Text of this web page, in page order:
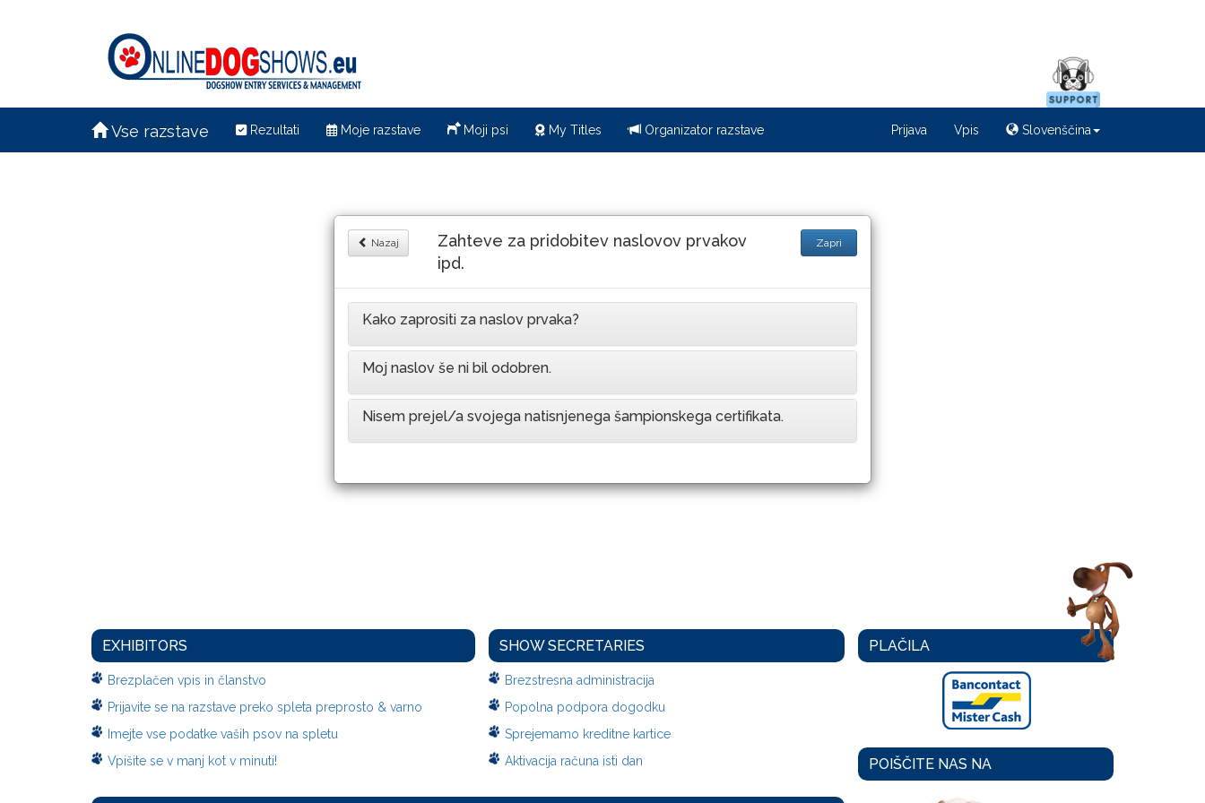
Vse razstave Rezultati Moje razstave Moji psi My Titles Organizator razstave Prijava Vpis Slovenščina
Nazaj
Zahteve za pridobitev naslovov prvakov
ipd.
Zapri
Kako zaprositi za naslov prvaka?
Moj naslov še ni bil odobren.
Nisem prejel/a svojega natisnjenega šampionskega certifikata.
EXHIBITORS
Brezplačen vpis in članstvo
Prijavite se na razstave preko spleta preprosto & varno
Imejte vse podatke vaših psov na spletu
Vpišite se v manj kot v minuti!
SHOW SECRETARIES
Brezstresna administracija
Popolna podpora dogodku
Sprejemamo kreditne kartice
Aktivacija računa isti dan
PLAČILA
POIŠČITE NAS NA